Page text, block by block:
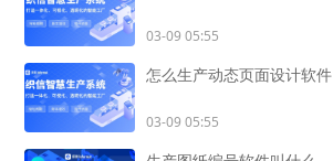
03-09 05:55
怎么生产动态页面设计软件
03-09 05:55